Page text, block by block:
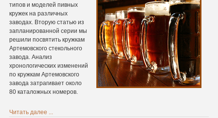
типов и моделей пивных
кружек на различных
заводах. Вторую статью из
запланированной серии мы
решили посвятить кружкам
Артемовского стекольного
завода. Анализ
хронологических изменений
по кружкам Артемовского
завода затрагивает около
80 каталожных номеров.
Читать далее ...